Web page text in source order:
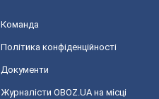
Команда
Політика конфіденційності
Документи
Журналісти OBOZ.UA на місці